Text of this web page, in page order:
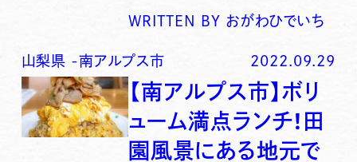
WRITTEN BY おがわひでいち
山梨県 -南アルプス市 2022.09.29
【南アルプス市】ボリ
ューム満点ランチ！田
園風景にある地元で